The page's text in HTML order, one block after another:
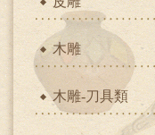
木雕
木雕-刀具類